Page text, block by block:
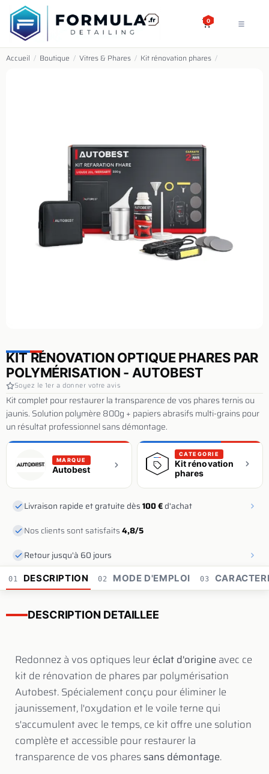
SE RENDRE AU CONTENU
0
Accueil / Boutique / Vitres & Phares / Kit rénovation phares /
KIT RÉNOVATION OPTIQUE PHARES PAR
POLYMÉRISATION - AUTOBEST
Soyez le 1er a donner votre avis
Kit complet pour restaurer la transparence de vos phares ternis ou
jaunis. Solution polymère 800g + papiers abrasifs multi-grains pour
un résultat professionnel sans démontage.
MARQUE
Autobest
CATEGORIE
Kit rénovation
phares
Livraison rapide et gratuite dès100 €d'achat
Nos clients sont satisfaits4,8/5
Retour jusqu'à 60 jours
01 DESCRIPTION 02 MODE D'EMPLOI 03
DESCRIPTION DETAILLEE
Redonnez à vos optiques leuréclat d'origineavec ce
kit de rénovation de phares par polymérisation
Autobest. Spécialement conçu pour éliminer le
jaunissement, l'oxydation et le voile terne qui
s'accumulent avec le temps, ce kit offre une solution
complète et accessible pour restaurer la
transparence de vos pharessans démontage.